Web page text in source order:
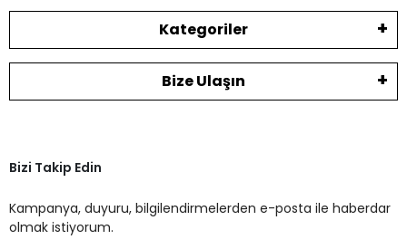
Kategoriler
Bize Ulaşın
Bizi Takip Edin
Kampanya, duyuru, bilgilendirmelerden e-posta ile haberdar
olmak istiyorum.